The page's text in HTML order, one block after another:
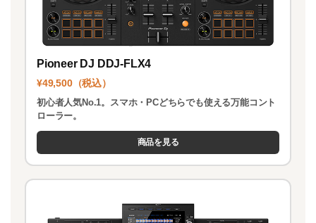
Pioneer DJ DDJ-FLX4
¥49,500（税込）
初心者人気No.1。スマホ・PCどちらでも使える万能コント
ローラー。
商品を見る